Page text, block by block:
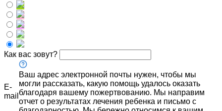
Как вас зовут?
E-
mail
Ваш адрес электронной почты нужен, чтобы мы
могли рассказать, какую помощь удалось оказать
благодаря вашему пожертвованию. Мы направим
отчет о результатах лечения ребенка и письмо с